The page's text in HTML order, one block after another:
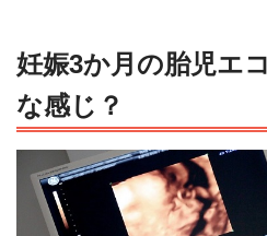
妊娠3か月の胎児エ
な感じ？